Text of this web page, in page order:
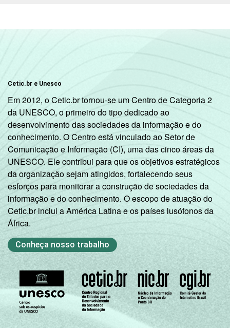
Cetic.br e Unesco
Em 2012, o Cetic.br tornou-se um Centro de Categoria 2
da UNESCO, o primeiro do tipo dedicado ao
desenvolvimento das sociedades da informação e do
conhecimento. O Centro está vinculado ao Setor de
Comunicação e Informação (CI), uma das cinco áreas da
UNESCO. Ele contribui para que os objetivos estratégicos
da organização sejam atingidos, fortalecendo seus
esforços para monitorar a construção de sociedades da
informação e do conhecimento. O escopo de atuação do
Cetic.br inclui a América Latina e os países lusófonos da
África.
Conheça nosso trabalho